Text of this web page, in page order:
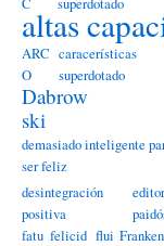
altas
ARC
O
caracerísticas
superdotado
Dabrow
ski
demasiado inteligente
ser feliz
desintegración
positiva
fatu felicid flui